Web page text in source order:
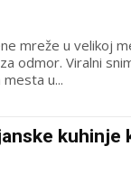
mreže u velikoj
odmor. Viralni
u...
kuhinje